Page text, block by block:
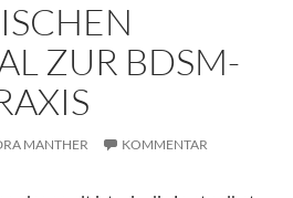
ZUR BDSM-
MANTHER
KOMMENTAR